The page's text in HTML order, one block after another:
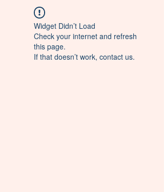
Widget Didn’t Load
Check your internet and refresh
this page.
If that doesn’t work, contact us.